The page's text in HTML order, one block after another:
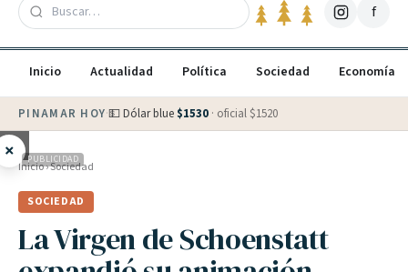
f
Inicio Actualidad Política Sociedad Economía
PINAMAR HOY·💵 Dólar blue $1530 · oficial $1520
× PUBLICIDAD
Inicio›Sociedad
SOCIEDAD
La Virgen de Schoenstatt